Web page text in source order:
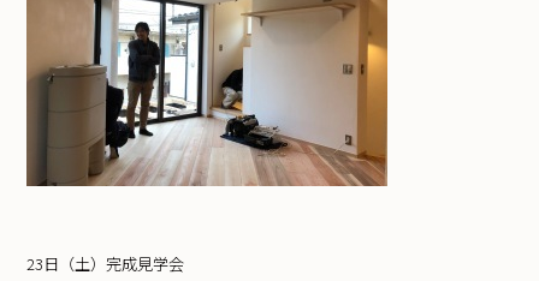
23日（土）完成見学会